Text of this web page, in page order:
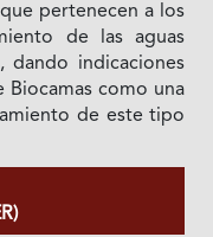
pertenecen a los
de las aguas
dando indicaciones
Biocamas como una
de este tipo